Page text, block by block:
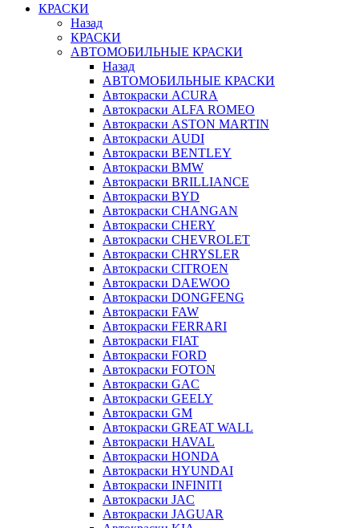
КРАСКИ
Назад
КРАСКИ
АВТОМОБИЛЬНЫЕ КРАСКИ
Назад
АВТОМОБИЛЬНЫЕ КРАСКИ
Автокраски ACURA
Автокраски ALFA ROMEO
Автокраски ASTON MARTIN
Автокраски AUDI
Автокраски BENTLEY
Автокраски BMW
Автокраски BRILLIANCE
Автокраски BYD
Автокраски CHANGAN
Автокраски CHERY
Автокраски CHEVROLET
Автокраски CHRYSLER
Автокраски CITROEN
Автокраски DAEWOO
Автокраски DONGFENG
Автокраски FAW
Автокраски FERRARI
Автокраски FIAT
Автокраски FORD
Автокраски FOTON
Автокраски GAC
Автокраски GEELY
Автокраски GM
Автокраски GREAT WALL
Автокраски HAVAL
Автокраски HONDA
Автокраски HYUNDAI
Автокраски INFINITI
Автокраски JAC
Автокраски JAGUAR